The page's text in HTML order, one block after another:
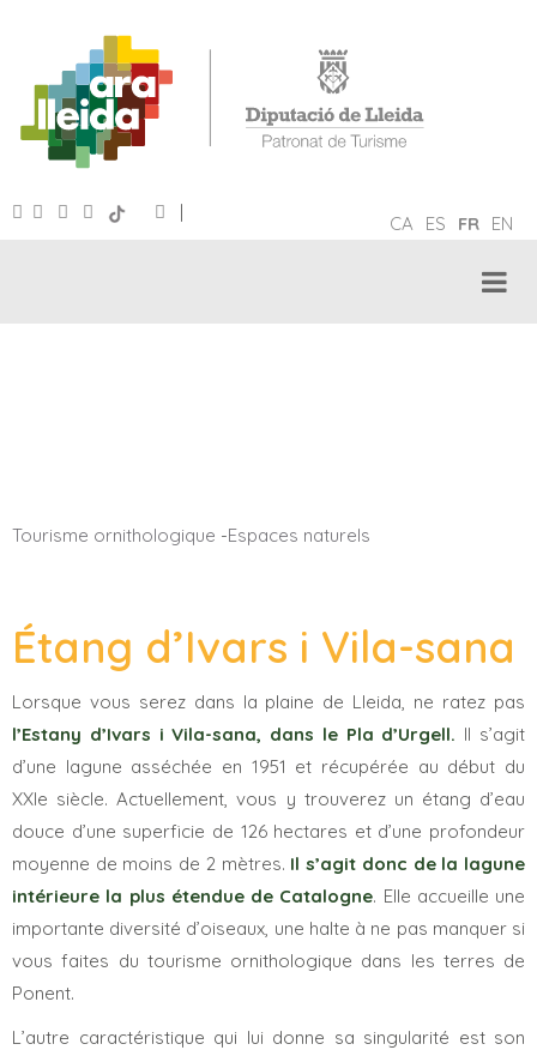
CA ES FR EN
|
Tourisme ornithologique -Espaces naturels
Étang d’Ivars i Vila-sana
Lorsque vous serez dans la plaine de Lleida, ne ratez pas
l’Estany d’Ivars i Vila-sana, dans le Pla d’Urgell. Il s’agit
d’une lagune asséchée en 1951 et récupérée au début du
XXIe siècle. Actuellement, vous y trouverez un étang d’eau
douce d’une superficie de 126 hectares et d’une profondeur
moyenne de moins de 2 mètres. Il s’agit donc de la lagune
intérieure la plus étendue de Catalogne. Elle accueille une
importante diversité d’oiseaux, une halte à ne pas manquer si
vous faites du tourisme ornithologique dans les terres de
Ponent.
L’autre caractéristique qui lui donne sa singularité est son